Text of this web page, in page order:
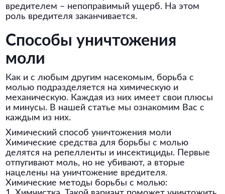
вредителем – непоправимый ущерб. На этом
роль вредителя заканчивается.
Способы уничтожения
моли
Как и с любым другим насекомым, борьба с
молью подразделяется на химическую и
механическую. Каждая из них имеет свои плюсы
и минусы. В нашей статье мы ознакомим Вас с
каждым из них.
Химический способ уничтожения моли
Химические средства для борьбы с молью
делятся на репелленты и инсектициды. Первые
отпугивают моль, но не убивают, а вторые
нацелены на уничтожение вредителя.
Химические методы борьбы с молью: